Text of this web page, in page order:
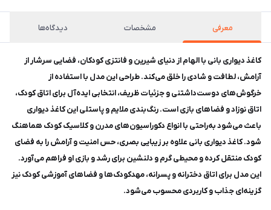
معرفی مشخصات دیدگاه‌ها
کاغذ دیواری بانی با الهام از دنیای شیرین و فانتزی کودکان، فضایی سرشار از
آرامش، لطافت و شادی را خلق می‌کند. طراحی این مدل با استفاده از
خرگوش‌های دوست‌داشتنی و جزئیات ظریف، انتخابی ایده‌آل برای اتاق کودک،
اتاق نوزاد و فضاهای بازی است. رنگ‌بندی ملایم و پاستلی این کاغذ دیواری
باعث می‌شود به‌راحتی با انواع دکوراسیون‌های مدرن و کلاسیک کودک هماهنگ
شود. کاغذ دیواری بانی علاوه بر زیبایی بصری، حس امنیت و آرامش را به فضای
کودک منتقل کرده و محیطی گرم و دلنشین برای رشد و بازی او فراهم می‌آورد.
این مدل برای اتاق دخترانه و پسرانه، مهدکودک‌ها و فضاهای آموزشی کودک نیز
گزینه‌ای جذاب و کاربردی محسوب می‌شود.